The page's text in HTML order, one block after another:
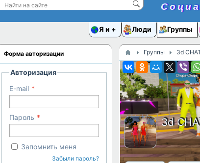
Я и Люди Группы
Группы 3d
3d
Форма авторизации
Авторизация
E-mail
Пароль
Запомнить меня
Забыли пароль?